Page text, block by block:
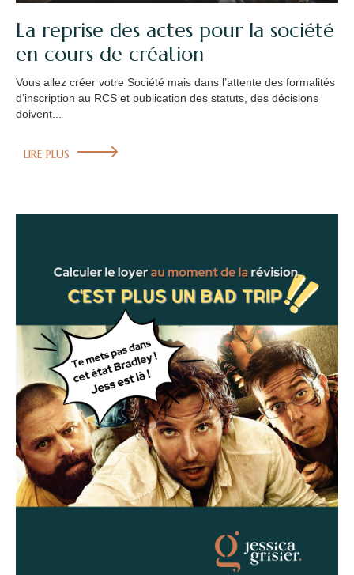
La reprise des actes pour la société
en cours de création
Vous allez créer votre Société mais dans l’attente des formalités
d’inscription au RCS et publication des statuts, des décisions
doivent...
LIRE PLUS